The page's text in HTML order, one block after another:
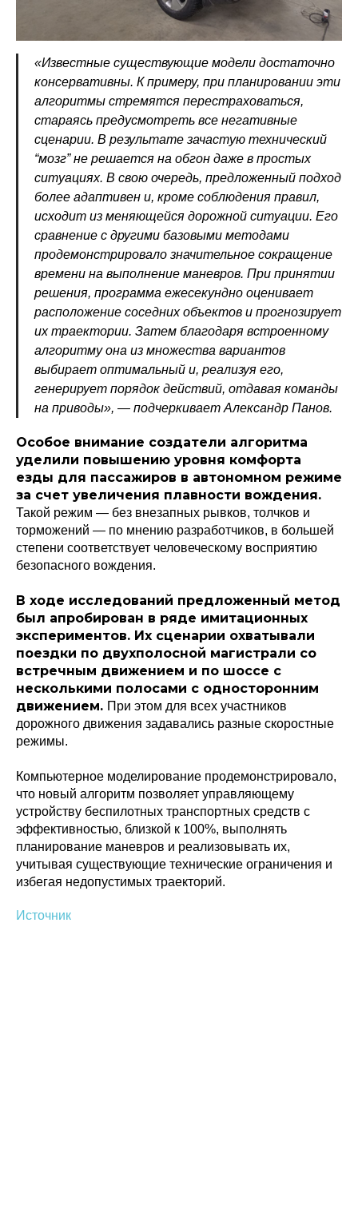
«Известные существующие модели достаточно
консервативны. К примеру, при планировании эти
алгоритмы стремятся перестраховаться,
стараясь предусмотреть все негативные
сценарии. В результате зачастую технический
“мозг” не решается на обгон даже в простых
ситуациях. В свою очередь, предложенный подход
более адаптивен и, кроме соблюдения правил,
исходит из меняющейся дорожной ситуации. Его
сравнение с другими базовыми методами
продемонстрировало значительное сокращение
времени на выполнение маневров. При принятии
решения, программа ежесекундно оценивает
расположение соседних объектов и прогнозирует
их траектории. Затем благодаря встроенному
алгоритму она из множества вариантов
выбирает оптимальный и, реализуя его,
генерирует порядок действий, отдавая команды
на приводы», — подчеркивает Александр Панов.
Особое внимание создатели алгоритма
уделили повышению уровня комфорта
езды для пассажиров в автономном режиме
за счет увеличения плавности вождения.
Такой режим — без внезапных рывков, толчков и
торможений — по мнению разработчиков, в большей
степени соответствует человеческому восприятию
безопасного вождения.
В ходе исследований предложенный метод
был апробирован в ряде имитационных
экспериментов. Их сценарии охватывали
поездки по двухполосной магистрали со
встречным движением и по шоссе с
несколькими полосами с односторонним
движением. При этом для всех участников
дорожного движения задавались разные скоростные
режимы.
Компьютерное моделирование продемонстрировало,
что новый алгоритм позволяет управляющему
устройству беспилотных транспортных средств с
эффективностью, близкой к 100%, выполнять
планирование маневров и реализовывать их,
учитывая существующие технические ограничения и
избегая недопустимых траекторий.
Источник
© 2015-2026 НАУРР. Все права защищены. При использовании материалов
ссылка на ROBOTUNION.RU — обязательна
Политика конфиденциальности
© 2015-2026 НАУРР. Все права защищены.
При использовании материалов ссылка на ROBOTUNION.RU — обязательна